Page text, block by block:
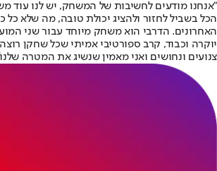
"אנחנו מודעים לחשיבות של המשחק, יש לנו עוד
הכל בשביל לחזור ולהציג יכולת טובה, מה שלא
האחרונים. הדרבי הוא משחק מיוחד עבור שני
יוקרה וכבוד, קרב ספורטיבי אמיתי שכל שחקן
צנועים ונחושים ואני מאמין שנשיג את המטרה